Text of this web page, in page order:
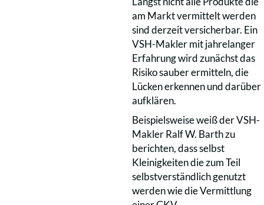
am Markt vermittelt werden
sind derzeit versicherbar. Ein
VSH-Makler mit jahrelanger
Erfahrung wird zunächst das
Risiko sauber ermitteln, die
Lücken erkennen und darüber
aufklären.
Beispielsweise weiß der VSH-
Makler Ralf W. Barth zu
berichten, dass selbst
Kleinigkeiten die zum Teil
selbstverständlich genutzt
werden wie die Vermittlung